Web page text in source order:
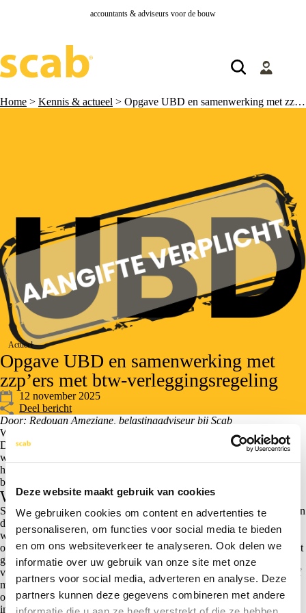
Deze website maakt gebruik van cookies
We gebruiken cookies om content en advertenties te
personaliseren, om functies voor social media te bieden
en om ons websiteverkeer te analyseren. Ook delen we
informatie over uw gebruik van onze site met onze
partners voor social media, adverteren en analyse. Deze
partners kunnen deze gegevens combineren met andere
accountants & adviseurs voor de bouw
Home > Kennis & actueel > Opgave UBD en samenwerking met zzp’ers met btw-verleggingsregeling
Actueel
Opgave UBD en samenwerking met
zzp’ers met btw-verleggingsregeling
12 november 2025
Deel bericht
Door: Redouan Ameziane, belastingadviseur bij Scab
We informeren je graag over de opgaaf Uitbetaalde Bedragen aan
Derden (UBD) en de gevolgen voor samenwerkingen met zzp’ers
waarbij de btw is verlegd. De Belastingdienst is hierover inmiddels
helder: in btw-verlegde situaties moet je UBD aanleveren. Daarover
bestaat geen discussie meer.
Wat houdt de renseigneringsplicht in?
Sinds 2022 geldt er een renseigneringsplicht voor inhoudingsplichtigen
die betalingen doen aan natuurlijke personen voor verrichte
werkzaamheden en diensten. Deze verplichting staat bekend als de
opgaaf UBD. Doe je betalingen aan bijvoorbeeld zzp’ers? Dan kan dit
gevolgen hebben voor jou. Als inhoudingsplichtige ben je zelf
verantwoordelijk voor het indienen van de opgaaf UBD. Deze opgaaf
moet de NAW-gegevens, het BSN en de geboortedatum van de
ontvanger van de betaling bevatten, evenals de betaalde bedragen,
inclusief kostenvergoedingen, uitgesplitst naar bedrag en datum van